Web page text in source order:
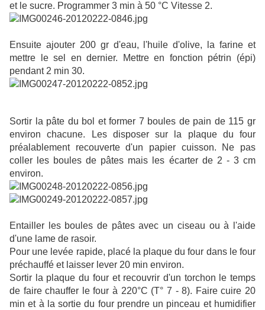
et le sucre. Programmer 3 min à 50 °C Vitesse 2.
Ensuite ajouter 200 gr d'eau, l'huile d'olive, la farine et
mettre le sel en dernier. Mettre en fonction pétrin (épi)
pendant 2 min 30.
Sortir la pâte du bol et former 7 boules de pain de 115 gr
environ chacune. Les disposer sur la plaque du four
préalablement recouverte d'un papier cuisson. Ne pas
coller les boules de pâtes mais les écarter de 2 - 3 cm
environ.
Entailler les boules de pâtes avec un ciseau ou à l'aide
d'une lame de rasoir.
Pour une levée rapide, placé la plaque du four dans le four
préchauffé et laisser lever 20 min environ.
Sortir la plaque du four et recouvrir d'un torchon le temps
de faire chauffer le four à 220°C (T° 7 - 8). Faire cuire 20
min et à la sortie du four prendre un pinceau et humidifier